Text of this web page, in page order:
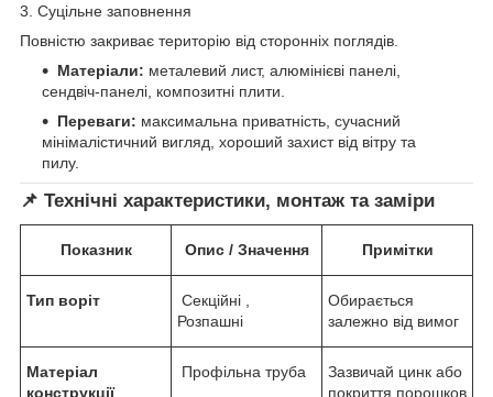
3. Суцільне заповнення
Повністю закриває територію від сторонніх поглядів.
Матеріали: металевий лист, алюмінієві панелі,
сендвіч-панелі, композитні плити.
Переваги: максимальна приватність, сучасний
мінімалістичний вигляд, хороший захист від вітру та
пилу.
📌 Технічні характеристики, монтаж та заміри
Показник Опис / Значення Примітки
Тип воріт
Секційні ,
Розпашні
Обирається
залежно від вимог
Матеріал
конструкції
Профільна труба
Зазвичай цинк або
покриття,порошков